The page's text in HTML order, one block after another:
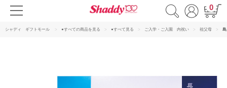
0
シャディ ギフトモール ●すべての商品を見る ●すべて見る ご入学・ご入園 内祝い 祖父母 島